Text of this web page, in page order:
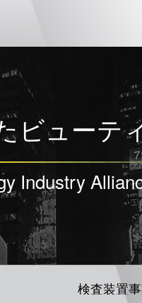
ューテ
Industry
検査装置